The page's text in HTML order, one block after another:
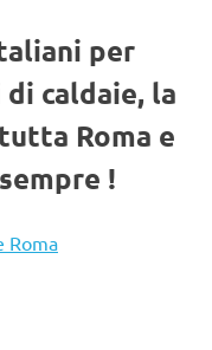
per
caldaie, la
Roma e
!
Roma